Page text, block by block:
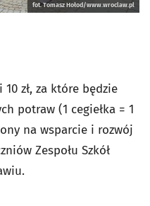
fot. Tomasz Hołod/www.wroclaw.pl
zł, za które będzie
potraw (1 cegiełka = 1
na wsparcie i rozwój
Zespołu Szkół